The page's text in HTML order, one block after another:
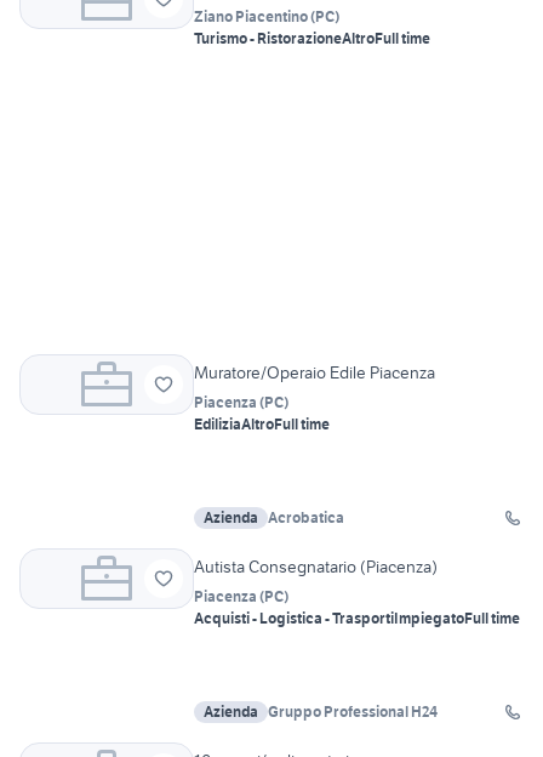
Ziano Piacentino(PC)
Turismo - RistorazioneAltroFull time
Muratore/Operaio Edile Piacenza
Piacenza (PC)
EdiliziaAltroFull time
Azienda Acrobatica
Autista Consegnatario (Piacenza)
Piacenza (PC)
Acquisti - Logistica - TrasportiImpiegatoFull time
Azienda Gruppo Professional H24